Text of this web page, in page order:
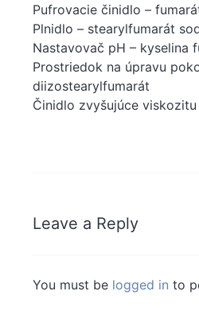
Pufrovacie činidlo –
Plnidlo – stearylfumarát
Nastavovač pH – kyselina
Prostriedok na úpravu
diizostearylfumarát
Činidlo zvyšujúce
Leave a Reply
You must be logged in to